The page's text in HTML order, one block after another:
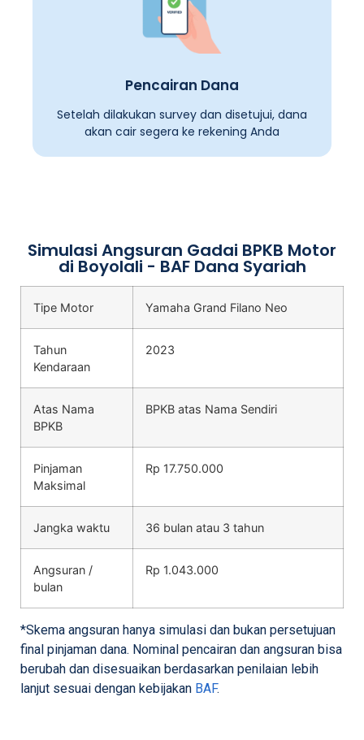
Pencairan Dana
Setelah dilakukan survey dan disetujui, dana
akan cair segera ke rekening Anda
Simulasi Angsuran Gadai BPKB Motor
di Boyolali - BAF Dana Syariah
Tipe Motor Yamaha Grand Filano Neo
Tahun
Kendaraan
2023
Atas Nama
BPKB
BPKB atas Nama Sendiri
Pinjaman
Maksimal
Rp 17.750.000
Jangka waktu 36 bulan atau 3 tahun
Angsuran /
bulan
Rp 1.043.000
*Skema angsuran hanya simulasi dan bukan persetujuan
final pinjaman dana. Nominal pencairan dan angsuran bisa
berubah dan disesuaikan berdasarkan penilaian lebih
lanjut sesuai dengan kebijakan BAF.